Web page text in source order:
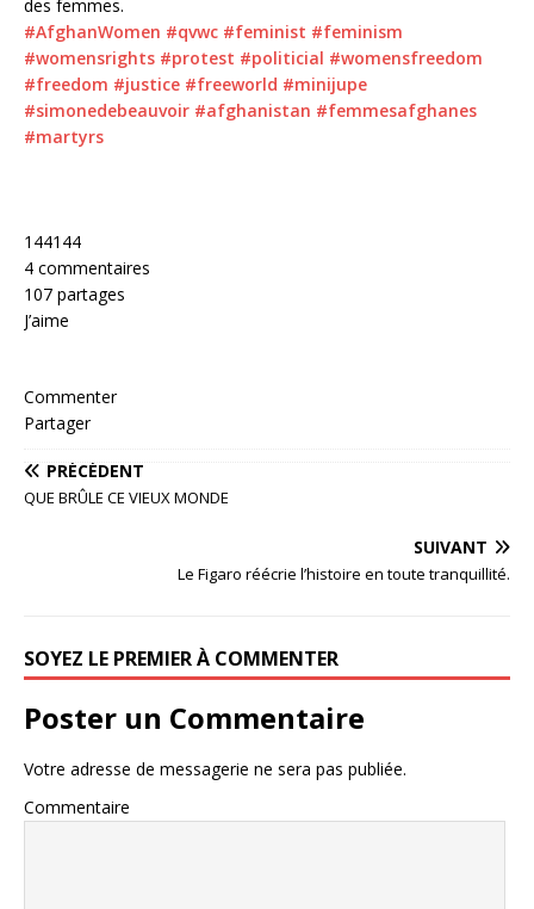
des femmes.
#AfghanWomen #qvwc #feminist #feminism
#womensrights #protest #politicial #womensfreedom
#freedom #justice #freeworld #minijupe
#simonedebeauvoir #afghanistan #femmesafghanes
#martyrs
144144
4 commentaires
107 partages
J’aime
Commenter
Partager
PRÉCÉDENT
QUE BRÛLE CE VIEUX MONDE
SUIVANT
Le Figaro réécrie l’histoire en toute tranquillité.
SOYEZ LE PREMIER À COMMENTER
Poster un Commentaire
Votre adresse de messagerie ne sera pas publiée.
Commentaire